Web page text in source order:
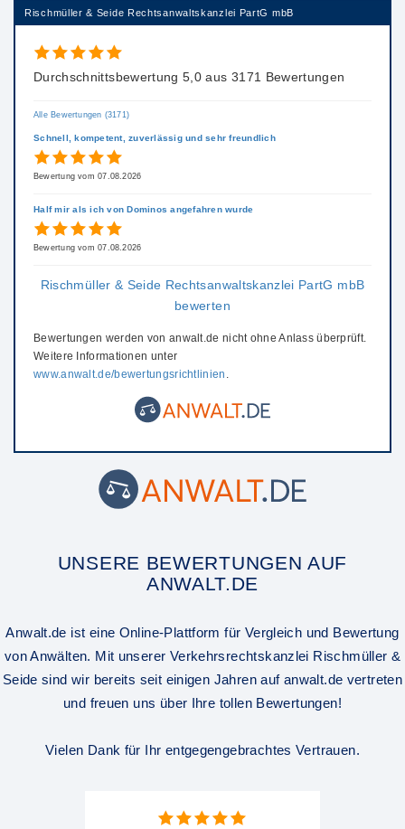
Rischmüller & Seide Rechtsanwaltskanzlei PartG mbB
Durchschnittsbewertung 5,0 aus 3171 Bewertungen
Alle Bewertungen (3171)
Schnell, kompetent, zuverlässig und sehr freundlich
Bewertung vom 07.08.2026
Half mir als ich von Dominos angefahren wurde
Bewertung vom 07.08.2026
Rischmüller & Seide Rechtsanwaltskanzlei PartG mbB
bewerten
Bewertungen werden von anwalt.de nicht ohne Anlass überprüft.
Weitere Informationen unter
www.anwalt.de/bewertungsrichtlinien .
UNSERE BEWERTUNGEN AUF
ANWALT.DE
Anwalt.de ist eine Online-Plattform für Vergleich und Bewertung
von Anwälten. Mit unserer Verkehrsrechtskanzlei Rischmüller &
Seide sind wir bereits seit einigen Jahren auf anwalt.de vertreten
und freuen uns über Ihre tollen Bewertungen!
Vielen Dank für Ihr entgegengebrachtes Vertrauen.